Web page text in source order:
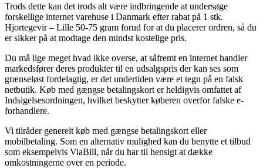
Trods dette kan det trods alt være indbringende at undersøge
forskellige internet varehuse i Danmark efter rabat på 1 stk.
Hjortegevir – Lille 50-75 gram forud for at du placerer ordren, så du
er sikker på at modtage den mindst kostelige pris.
Du må lige meget hvad ikke overse, at såfremt en internet handler
markedsfører deres produkter til en udsalgspris der kan ses som
grænseløst fordelagtig, er det undertiden være et tegn på en falsk
netbutik. Køb med gængse betalingskort er heldigvis omfattet af
Indsigelsesordningen, hvilket beskytter køberen overfor falske e-
forhandlere.
Vi tilråder generelt køb med gængse betalingskort eller
mobilbetaling. Som en alternativ mulighed kan du benytte et tilbud
som eksempelvis ViaBill, når du har til hensigt at dække
omkostningerne over en periode.